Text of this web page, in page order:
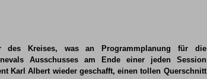
Kreises, was an Programmplanung für die
Ausschusses am Ende einer jeden Session
Karl Albert wieder geschafft, einen tollen Querschnitt